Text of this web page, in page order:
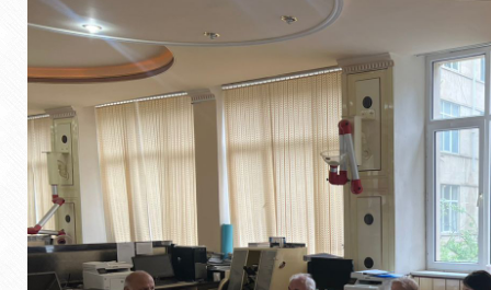
BDU-nun Nəşr Evi
Sosial elmlər və